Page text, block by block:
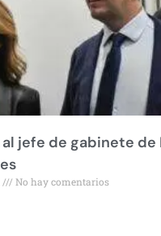
jefe de gabinete de
No hay comentarios